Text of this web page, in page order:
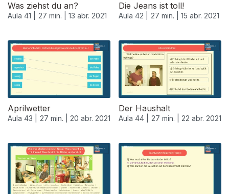
Was ziehst du an?
Aula 41 | 27 min. | 13 abr. 2021
Die Jeans ist toll!
Aula 42 | 27 min. | 15 abr. 2021
Aprilwetter
Aula 43 | 27 min. | 20 abr. 2021
Der Haushalt
Aula 44 | 27 min. | 22 abr. 2021